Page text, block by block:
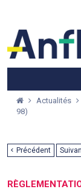
Actualités
98)
Précédent